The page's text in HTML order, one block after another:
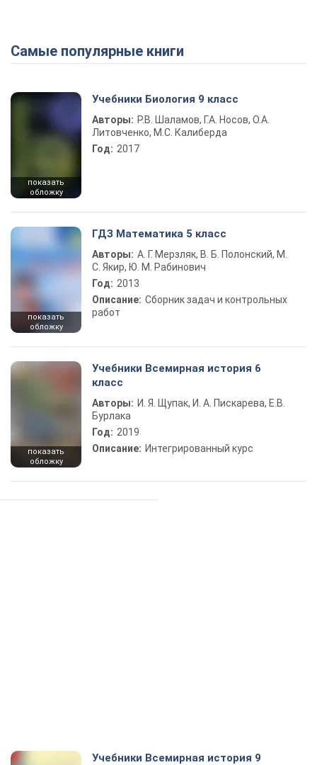
Play Video
Самые популярные книги
показать
обложку
Учебники Биология 9 класс
Авторы: Р.В. Шаламов, Г.А. Носов, О.А.
Литовченко, М.С. Калиберда
Год: 2017
показать
обложку
ГДЗ Математика 5 класс
Авторы: А. Г. Мерзляк, В. Б. Полонский, М.
С. Якир, Ю. М. Рабинович
Год: 2013
Описание: Сборник задач и контрольных
работ
показать
обложку
Учебники Всемирная история 6
класс
Авторы: И. Я. Щупак, И. А. Пискарева, Е.В.
Бурлака
Год: 2019
Описание: Интегрированный курс
Учебники Всемирная история 9